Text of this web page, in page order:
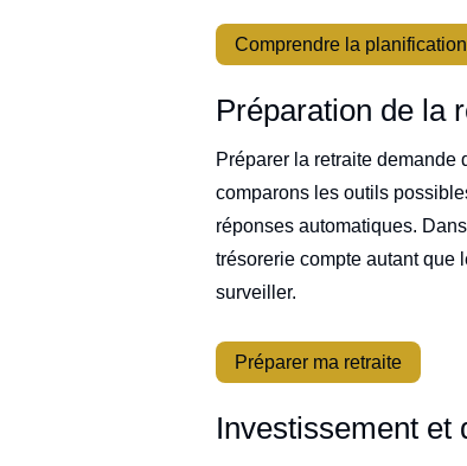
Comprendre la
Préparation de la
Préparer la retraite demande
comparons les outils
réponses automatiques.
trésorerie compte autant que
surveiller.
Préparer ma retraite
Investissement et